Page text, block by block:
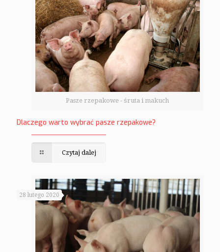
Pasze rzepakowe - śruta i makuch
Dlaczego warto wybrać pasze rzepakowe?
Czytaj dalej
28 lutego 2020